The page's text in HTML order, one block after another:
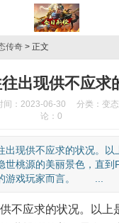
传奇 > 正文
出现供不应求
间：2023-06-30 分类： 变
论：0
现供不应求的状况。以
世桃源的美丽景色，直到
游戏玩家而言。 ...
应求的状况。以上